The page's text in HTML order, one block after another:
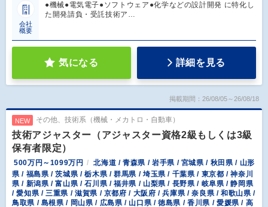
会社
概要
●機械●電気電子●ソフトウェア●化学などの設計開発 に特化し
た開発請負・受託技術ア…
気になる 詳細を見る
掲載期間：26/08/05～26/08/18
NEW その他、技術系（機械・メカトロ・自動車）
技術アジャスター（アジャスター資格2級もしくは3級
保有者限定）
500万円～1099万円
北海道 / 青森県 / 岩手県 / 宮城県 / 秋田県 / 山形
県 / 福島県 / 茨城県 / 栃木県 / 群馬県 / 埼玉県 / 千葉県 / 東京都 / 神奈川
県 / 新潟県 / 富山県 / 石川県 / 福井県 / 山梨県 / 長野県 / 岐阜県 / 静岡県
/ 愛知県 / 三重県 / 滋賀県 / 京都府 / 大阪府 / 兵庫県 / 奈良県 / 和歌山県 /
鳥取県 / 島根県 / 岡山県 / 広島県 / 山口県 / 徳島県 / 香川県 / 愛媛県 / 高